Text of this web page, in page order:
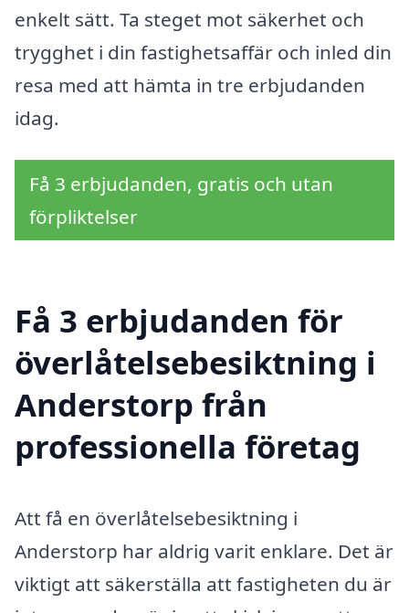
enkelt sätt. Ta steget mot säkerhet och
trygghet i din fastighetsaffär och inled din
resa med att hämta in tre erbjudanden
idag.
Få 3 erbjudanden, gratis och utan
förpliktelser
Få 3 erbjudanden för
överlåtelsebesiktning i
Anderstorp från
professionella företag
Att få en överlåtelsebesiktning i
Anderstorp har aldrig varit enklare. Det är
viktigt att säkerställa att fastigheten du är